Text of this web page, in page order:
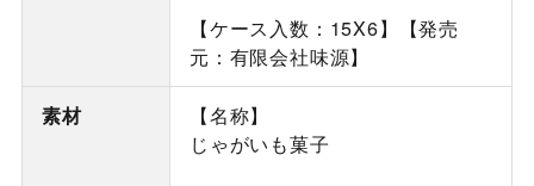
【ケース入数：15X6】【発売
元：有限会社味源】
素材
【名称】
じゃがいも菓子